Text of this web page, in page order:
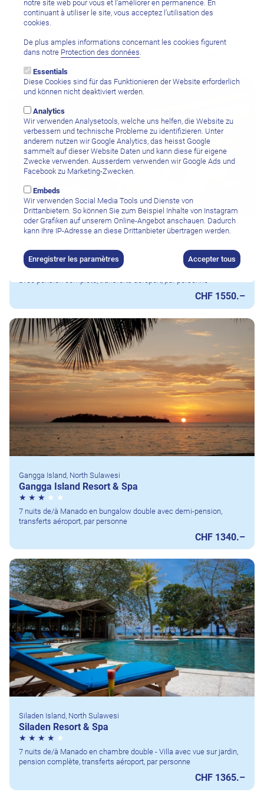
Bastianos Froggies Dive Resort Lembeh
pension complète, transferts aéroport, par personne
Bangka Island
7 nuits de/à Manado en chambre double, villa avec vue sur jardin
avec pension complète, transferts aéroport, par personne
CHF 1550.–
Gangga Island, North Sulawesi
Gangga Island Resort & Spa
7 nuits de/à Manado en bungalow double avec demi-pension,
transferts aéroport, par personne
CHF 1340.–
Siladen Island, North Sulawesi
Siladen Resort & Spa
7 nuits de/à Manado en chambre double - Villa avec vue sur jardin,
pension complète, transferts aéroport, par personne
CHF 1365.–
notre site web pour vous et l’améliorer en permanence. En
continuant à utiliser le site, vous acceptez l’utilisation des
cookies.
De plus amples informations concernant les cookies figurent
dans notre Protection des données.
Essentials
Diese Cookies sind für das Funktionieren der Website erforderlich
und können nicht deaktiviert werden.
Analytics
Wir verwenden Analysetools, welche uns helfen, die Website zu
verbessern und technische Probleme zu identifizieren. Unter
anderem nutzen wir Google Analytics, das heisst Google
sammelt auf dieser Website Daten und kann diese für eigene
Zwecke verwenden. Ausserdem verwenden wir Google Ads und
Facebook zu Marketing-Zwecken.
Embeds
Wir verwenden Social Media Tools und Dienste von
Drittanbietern. So können Sie zum Beispiel Inhalte von Instagram
oder Grafiken auf unserem Online-Angebot anschauen. Dadurch
kann Ihre IP-Adresse an diese Drittanbieter übertragen werden.
Enregistrer les paramètres Accepter tous